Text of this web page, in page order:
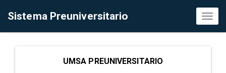
Sistema Preuniversitario
UMSA PREUNIVERSITARIO